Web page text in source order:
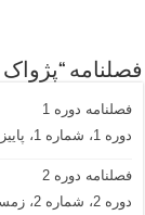
فصلنامه “پژواک
فصلنامه دوره 1
دوره 1، شماره 1، پاییز 1399
فصلنامه دوره 2
دوره 2، شماره 2، زمستان 1399